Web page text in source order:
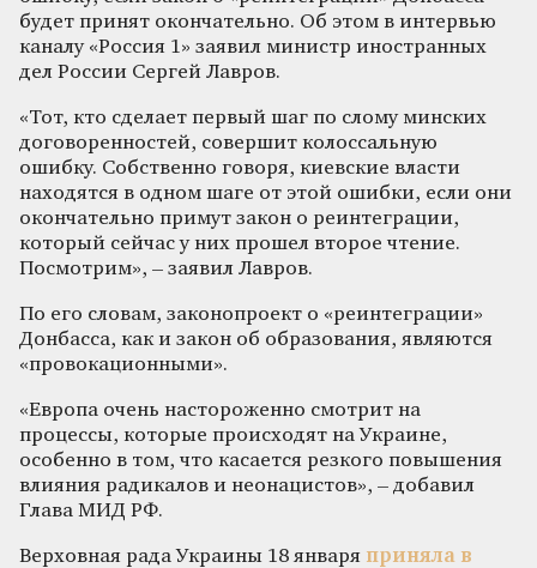
будет принят окончательно. Об этом в интервью
каналу «Россия 1» заявил министр иностранных
дел России Сергей Лавров.
«Тот, кто сделает первый шаг по слому минских
договоренностей, совершит колоссальную
ошибку. Собственно говоря, киевские власти
находятся в одном шаге от этой ошибки, если они
окончательно примут закон о реинтеграции,
который сейчас у них прошел второе чтение.
Посмотрим», – заявил Лавров.
По его словам, законопроект о «реинтеграции»
Донбасса, как и закон об образования, являются
«провокационными».
«Европа очень настороженно смотрит на
процессы, которые происходят на Украине,
особенно в том, что касается резкого повышения
влияния радикалов и неонацистов», – добавил
Глава МИД РФ.
Верховная рада Украины 18 января приняла в